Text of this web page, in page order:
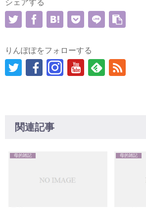
シェアする
りんぽぽをフォローする
関連記事
母的雑記 母的雑記